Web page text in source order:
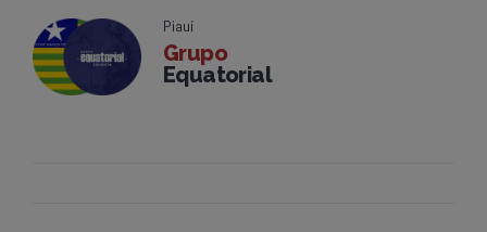
Piauí
Grupo
Equatorial